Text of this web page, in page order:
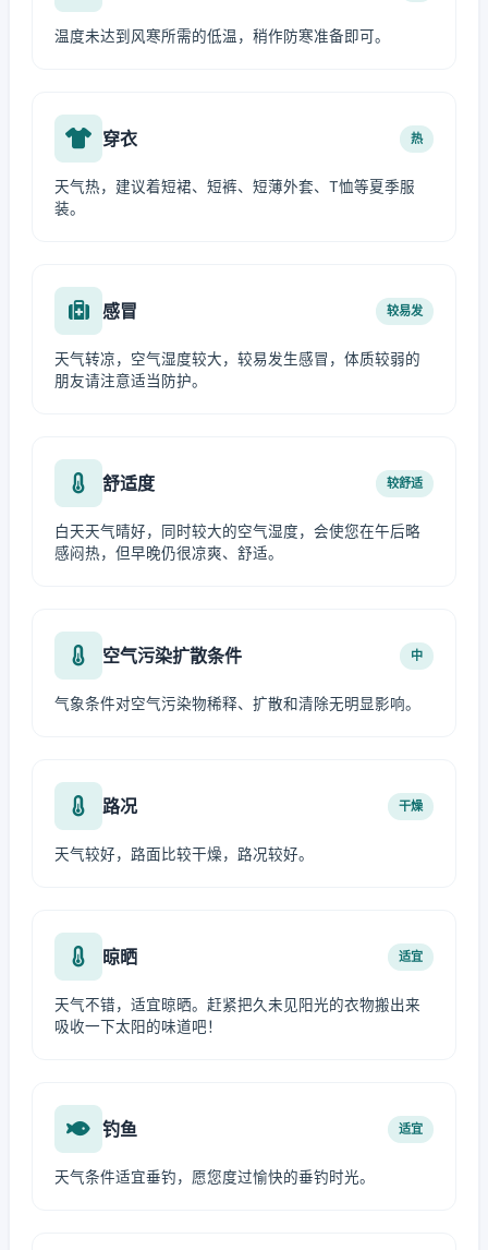
温度未达到风寒所需的低温，稍作防寒准备即可。
穿衣 热
天气热，建议着短裙、短裤、短薄外套、T恤等夏季服
装。
感冒 较易发
天气转凉，空气湿度较大，较易发生感冒，体质较弱的
朋友请注意适当防护。
舒适度 较舒适
白天天气晴好，同时较大的空气湿度，会使您在午后略
感闷热，但早晚仍很凉爽、舒适。
空气污染扩散条件 中
气象条件对空气污染物稀释、扩散和清除无明显影响。
路况 干燥
天气较好，路面比较干燥，路况较好。
晾晒 适宜
天气不错，适宜晾晒。赶紧把久未见阳光的衣物搬出来
吸收一下太阳的味道吧！
钓鱼 适宜
天气条件适宜垂钓，愿您度过愉快的垂钓时光。